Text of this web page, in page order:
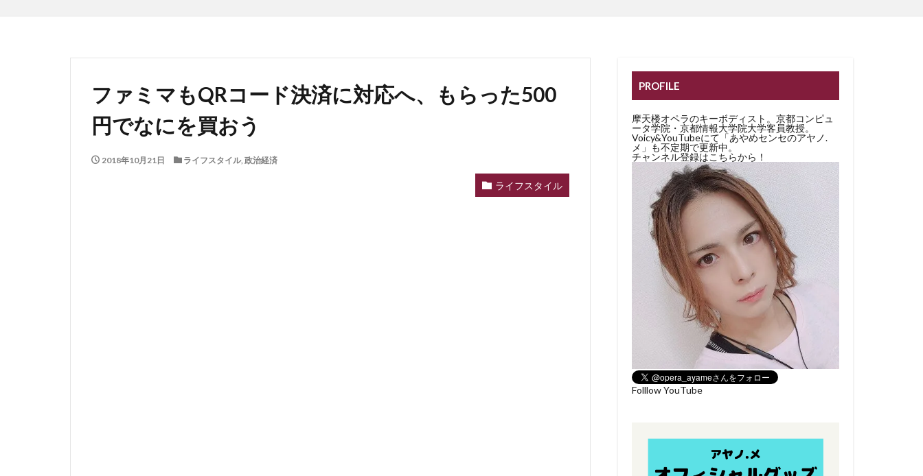
ファミマもQRコード決済に対応へ、もらった500
円でなにを買おう
2018年10月21日 ライフスタイル, 政治経済
ライフスタイル
PROFILE
摩天楼オペラのキーボディスト。京都コンピュ
ータ学院・京都情報大学院大学客員教授。
Voicy&YouTubeにて「あやめセンセのアヤノ.
メ」も不定期で更新中。
チャンネル登録はこちらから！
Folllow YouTube